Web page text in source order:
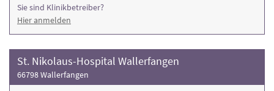
Sie sind Klinikbetreiber?
Hier anmelden
St. Nikolaus-Hospital Wallerfangen
66798 Wallerfangen